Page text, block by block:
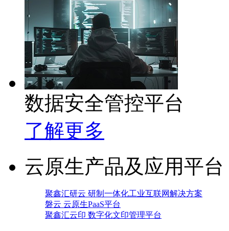
数据安全管控平台
了解更多
云原生产品及应用平台
聚鑫汇研云 研制一体化工业互联网解决方案
磐云 云原生PaaS平台
聚鑫汇云印 数字化文印管理平台